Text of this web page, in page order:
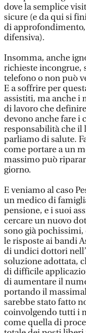
dove la semplice
sicure (e da qui si
di
difensiva).
Insomma, anche
richieste incongrue,
telefono o non può
E a soffrire per
assistiti, ma anche i
di lavoro che
devono anche fare i
responsabilità che il
parliamo di salute.
come portare a un
massimo può
giorno.
E veniamo al caso
un medico di
pensione, e i suoi
cercare un nuovo
sono già pochissimi,
le risposte ai bandi
di undici dottori
soluzione adottata,
di difficile
di aumentare il
portando il
sarebbe stato fatto
coinvolgendo tutti i
come quella di